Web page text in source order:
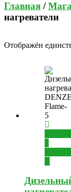
Главная /
нагреватели
Отображён